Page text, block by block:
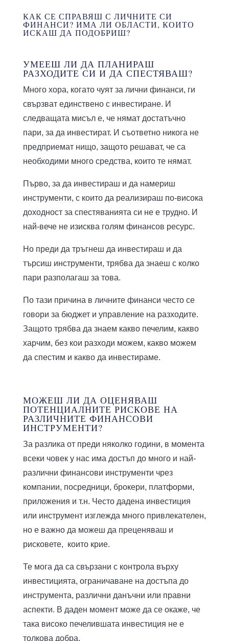
КАК СЕ СПРАВЯШ С ЛИЧНИТЕ СИ
ФИНАНСИ? ИМА ЛИ ОБЛАСТИ, КОИТО
ИСКАШ ДА ПОДОБРИШ?
УМЕЕШ ЛИ ДА ПЛАНИРАШ
РАЗХОДИТЕ СИ И ДА СПЕСТЯВАШ?
Много хора, когато чуят за лични финанси, ги
свързват единствено с инвестиране. И
следващата мисъл е, че нямат достатъчно
пари, за да инвестират. И съответно никога не
предприемат нищо, защото решават, че са
необходими много средства, които те нямат.
Първо, за да инвестираш и да намериш
инструменти, с които да реализираш по-висока
доходност за спестяванията си не е трудно. И
най-вече не изисква голям финансов ресурс.
Но преди да тръгнеш да инвестираш и да
търсиш инструменти, трябва да знаеш с колко
пари разполагаш за това.
По тази причина в личните финанси често се
говори за бюджет и управление на разходите.
Защото трябва да знаем какво печелим, какво
харчим, без кои разходи можем, какво можем
да спестим и какво да инвестираме.
МОЖЕШ ЛИ ДА ОЦЕНЯВАШ
ПОТЕНЦИАЛНИТЕ РИСКОВЕ НА
РАЗЛИЧНИТЕ ФИНАНСОВИ
ИНСТРУМЕНТИ?
За разлика от преди няколко години, в момента
всеки човек у нас има достъп до много и най-
различни финансови инструменти чрез
компании, посредници, брокери, платформи,
приложения и т.н. Често дадена инвестиция
или инструмент изглежда много привлекателен,
но е важно да можеш да преценяваш и
рисковете, които крие.
Те мога да са свързани с контрола върху
инвестицията, ограничаване на достъпа до
инструмента, различни данъчни или правни
аспекти. В даден момент може да се окаже, че
така високо печелившата инвестиция не е
толкова добра.